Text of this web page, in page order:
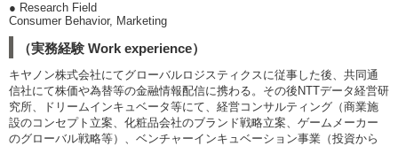
● Research Field
Consumer Behavior, Marketing
（実務経験 Work experience）
キヤノン株式会社にてグローバルロジスティクスに従事した後、共同通
信社にて株価や為替等の金融情報配信に携わる。その後NTTデータ経営研
究所、ドリームインキュベータ等にて、経営コンサルティング（商業施
設のコンセプト立案、化粧品会社のブランド戦略立案、ゲームメーカー
のグローバル戦略等）、ベンチャーインキュベーション事業（投資から